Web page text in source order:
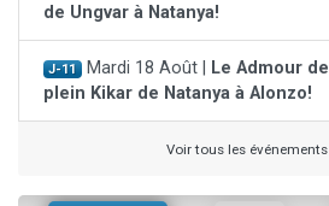
de Ungvar à Natanya!
J-11 Mardi 18 Août |
Le Admour
plein Kikar de Natanya à Alonzo!
Voir tous les